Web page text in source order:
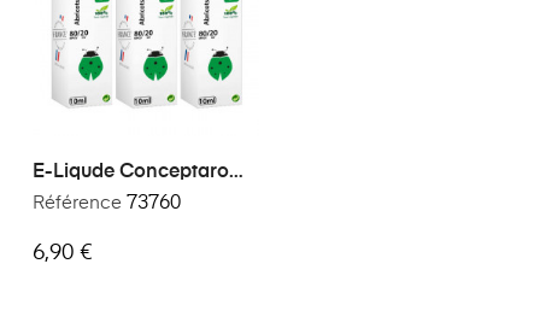
E-Liqude Conceptarome
Abricot 30ml
Référence 73760
6,90 €